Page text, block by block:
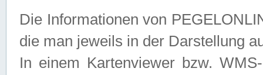
Die Informationen von
die man jeweils in der Darstellung
In einem Kartenviewer bzw.